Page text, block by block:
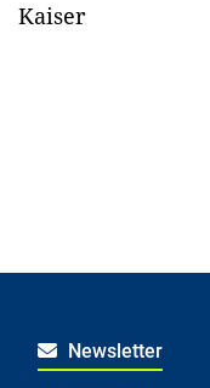
Kaiser
Newsletter